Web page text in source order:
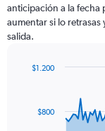
anticipación a la fecha
aumentar si lo retrasas
salida.
data$800
$1.200